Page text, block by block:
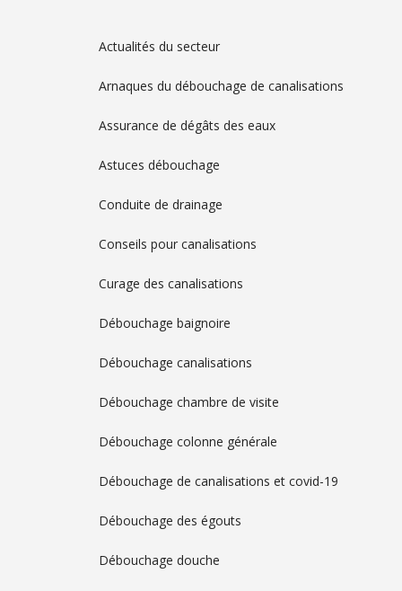
Actualités du secteur
Arnaques du débouchage de canalisations
Assurance de dégâts des eaux
Astuces débouchage
Conduite de drainage
Conseils pour canalisations
Curage des canalisations
Débouchage baignoire
Débouchage canalisations
Débouchage chambre de visite
Débouchage colonne générale
Débouchage de canalisations et covid-19
Débouchage des égouts
Débouchage douche